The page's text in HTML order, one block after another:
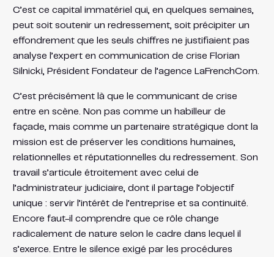
C’est ce capital immatériel qui, en quelques semaines,
peut soit soutenir un redressement, soit précipiter un
effondrement que les seuls chiffres ne justifiaient pas
analyse l’expert en communication de crise Florian
Silnicki, Président Fondateur de l’agence LaFrenchCom.
C’est précisément là que le communicant de crise
entre en scène. Non pas comme un habilleur de
façade, mais comme un partenaire stratégique dont la
mission est de préserver les conditions humaines,
relationnelles et réputationnelles du redressement. Son
travail s’articule étroitement avec celui de
l’administrateur judiciaire, dont il partage l’objectif
unique : servir l’intérêt de l’entreprise et sa continuité.
Encore faut-il comprendre que ce rôle change
radicalement de nature selon le cadre dans lequel il
s’exerce. Entre le silence exigé par les procédures